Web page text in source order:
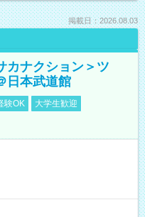
掲載日：2026.08.03
カナクション＞ツ
日本武道館
験OK
大学生歓迎